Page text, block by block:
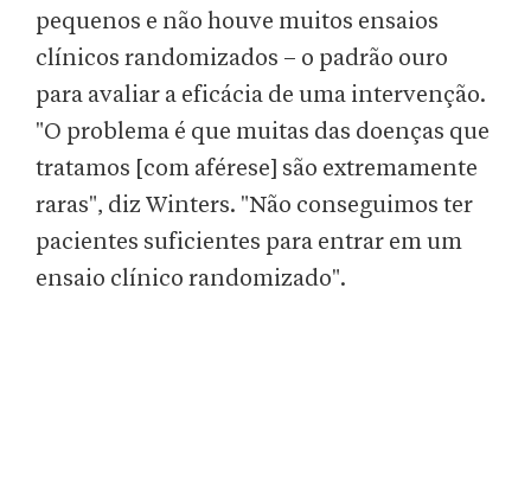
pequenos e não houve muitos ensaios
clínicos randomizados – o padrão ouro
para avaliar a eficácia de uma intervenção.
"O problema é que muitas das doenças que
tratamos [com aférese] são extremamente
raras", diz Winters. "Não conseguimos ter
pacientes suficientes para entrar em um
ensaio clínico randomizado".